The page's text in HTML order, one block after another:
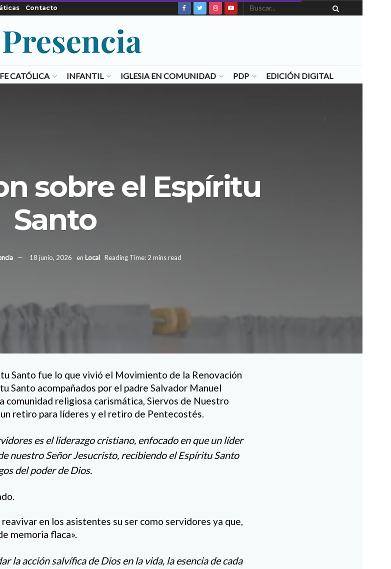
Contacto
FE CATÓLICA INFANTIL IGLESIA EN COMUNIDAD PDP EDICIÓN DIGITAL
sobre el Espíritu
Santo
18 junio, 2026 en Local Reading Time: 2 mins read
Santo fue lo que vivió el Movimiento de la Renovación
Santo acompañados por el padre Salvador Manuel
comunidad religiosa carismática, Siervos de Nuestro
retiro para líderes y el retiro de Pentecostés.
es el liderazgo cristiano, enfocado en que un líder
nuestro Señor Jesucristo, recibiendo el Espíritu Santo
del poder de Dios.
en los asistentes su ser como servidores ya que,
memoria flaca».
la acción salvífica de Dios en la vida, la esencia de cada